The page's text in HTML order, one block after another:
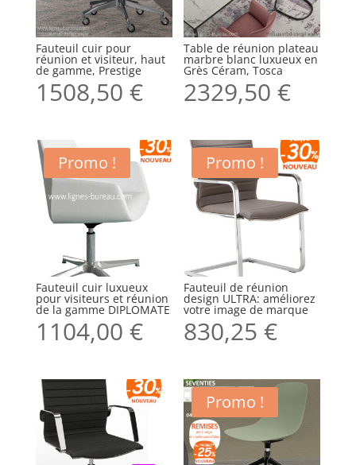
Fauteuil cuir pour
réunion et visiteur, haut
de gamme, Prestige
1508,50 €
Table de réunion plateau
marbre blanc luxueux en
Grès Céram, Tosca
2329,50€
Promo !
Fauteuil cuir luxueux
pour visiteurs et réunion
de la gamme DIPLOMATE
1104,00 €
Promo !
Fauteuil de réunion
design ULTRA: améliorez
votre image de marque
830,25€
Promo !